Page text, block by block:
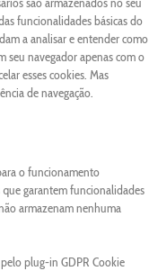
funcionalidades básicas do
a analisar e entender como
seu navegador apenas com o
esses cookies. Mas
de navegação.
o funcionamento
garantem funcionalidades
armazenam nenhuma
plug-in GDPR Cookie